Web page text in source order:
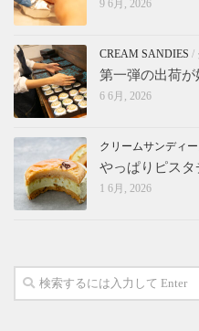
9 6月, 2026
CREAM SANDIES /
第一弾の出荷が
6 6月, 2026
クリームサンディ
やっぱりピスタ
1 6月, 2026